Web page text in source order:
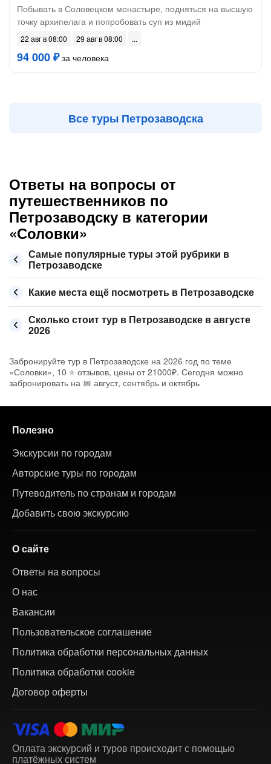
Побывать в Соловецком монастыре, подняться на высшую
точку архипелага и попробовать суп из мидий
22 авг в 08:00 29 авг в 08:00
94 000 ₽за человека
Все туры Петрозаводска
Ответы на вопросы от
путешественников по
Петрозаводску в категории
«Соловки»
Самые популярные туры этой рубрики в
Петрозаводске
Какие места ещё посмотреть в Петрозаводске
Сколько стоит тур в Петрозаводске в августе
2026
Забронируйте тур в Петрозаводске на 2026 год по теме
«Соловки», 10 ⭐ отзывов, цены от 21000₽. Сегодня можно
забронировать на 📅 август, сентябрь и октябрь
Полезно
Экскурсии по городам
Авторские туры по городам
Путеводитель по странам и городам
Добавить свою экскурсию
О сайте
Ответы на вопросы
О нас
Вакансии
Пользовательское соглашение
Политика обработки персональных данных
Политика обработки cookie
Договор оферты
Оплата экскурсий и туров происходит с помощью
платёжных систем